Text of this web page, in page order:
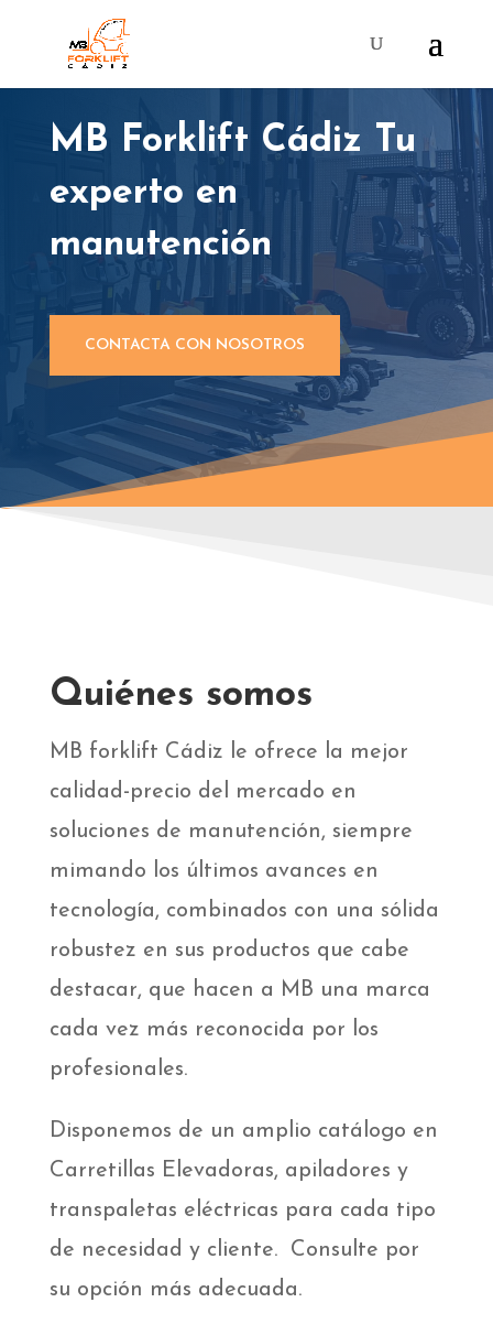
MB Forklift Cádiz Tu
experto en
manutención
CONTACTA CON NOSOTROS
Quiénes somos
MB forklift Cádiz le ofrece la mejor
calidad-precio del mercado en
soluciones de manutención, siempre
mimando los últimos avances en
tecnología, combinados con una sólida
robustez en sus productos que cabe
destacar, que hacen a MB una marca
cada vez más reconocida por los
profesionales.
Disponemos de un amplio catálogo en
Carretillas Elevadoras, apiladores y
transpaletas eléctricas para cada tipo
de necesidad y cliente. Consulte por
su opción más adecuada.